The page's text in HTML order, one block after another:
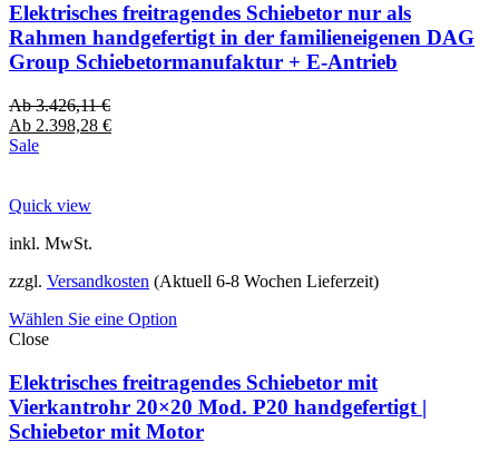
Elektrisches freitragendes Schiebetor nur als
Rahmen handgefertigt in der familieneigenen DAG
Group Schiebetormanufaktur + E-Antrieb
Ab3.426,11€
Ab 2.398,28 €
Sale
Quick view
inkl. MwSt.
zzgl. Versandkosten (Aktuell 6-8 Wochen Lieferzeit)
Wählen Sie eine Option
Close
Elektrisches freitragendes Schiebetor mit
Vierkantrohr 20×20 Mod. P20 handgefertigt |
Schiebetor mit Motor